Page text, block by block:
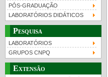
PÓS-GRADUAÇÃO
LABORATÓRIOS DIDÁTICOS
Pesquisa
LABORATÓRIOS
GRUPOS CNPQ
Extensão